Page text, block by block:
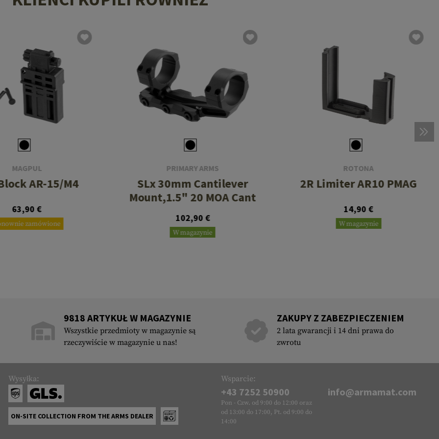
MAGPUL
AR-15/M4
63,90 €
zamówione
PRIMARY ARMS
SLx 30mm Cantilever
Mount,1.5" 20 MOA Cant
102,90 €
W magazynie
ROTONA
2R Limiter AR10 PMAG
14,90 €
W magazynie
9818 ARTYKUŁ W MAGAZYNIE
Wszystkie przedmioty w magazynie są
rzeczywiście w magazynie u nas!
ZAKUPY Z ZABEZPIECZENIEM
2 lata gwarancji i 14 dni prawa do
zwrotu
Wysyłka:
ON-SITE COLLECTION FROM THE ARMS DEALER
Wsparcie:
+43 7252 50900
Pon - Czw. od 9:00 do 12:00 oraz
od 13:00 do 17:00, Pt. od 9:00 do
14:00
info@armamat.com